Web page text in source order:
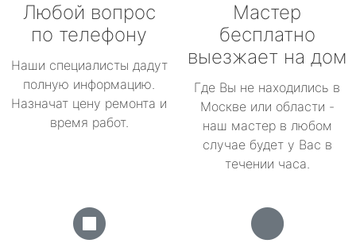
Любой вопрос
по телефону
Наши специалисты дадут
полную информацию.
Назначат цену ремонта и
время работ.
Мастер
бесплатно
выезжает на дом
Где Вы не находились в
Москве или области -
наш мастер в любом
случае будет у Вас в
течении часа.